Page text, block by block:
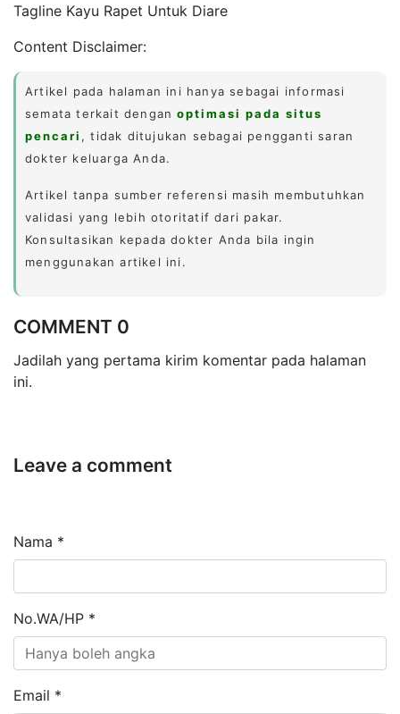
Tagline Kayu Rapet Untuk Diare
Content Disclaimer:
Artikel pada halaman ini hanya sebagai informasi
semata terkait denganoptimasi pada situs
pencari , tidak ditujukan sebagai pengganti saran
dokter keluarga Anda.
Artikel tanpa sumber referensi masih membutuhkan
validasi yang lebih otoritatif dari pakar.
Konsultasikan kepada dokter Anda bila ingin
menggunakan artikel ini.
COMMENT 0
Jadilah yang pertama kirim komentar pada halaman
ini.
Leave a comment
Nama *
No.WA/HP *
Email *